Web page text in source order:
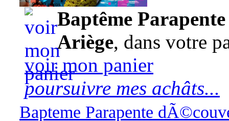
95,00 euros
Baptême
Ariège, dans votre
voir mon panier
poursuivre mes achâts...
Bapteme Parapente